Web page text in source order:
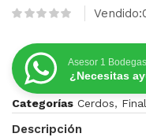
Vendido:
Asesor 1
¿Necesitas
Categorías Cerdos,
Descripción